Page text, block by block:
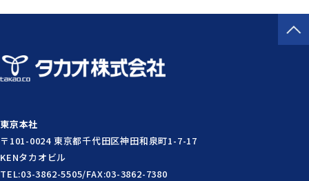
東京本社
〒101-0024 東京都千代田区神田和泉町1-7-17
KENタカオビル
TEL:03-3862-5505/FAX:03-3862-7380